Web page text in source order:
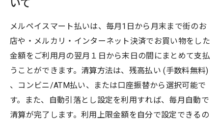
いて
メルペイスマート払いは、毎月1日から月末まで街のお
店や・メルカリ・インターネット決済でお買い物をした
金額をご利用月の翌月１日から末日の間にまとめて支払
うことができます。清算方法は、残高払い (手数料無料)
、コンビニ/ATM払い、または口座振替から選択可能で
す。また、自動引落とし設定を利用すれば、毎月自動で
清算が完了します。利用上限金額を自分で設定できるの